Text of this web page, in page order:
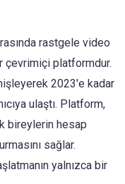
rastgele video
çevrimiçi platformdur.
2023'e kadar
ulaştı. Platform,
bireylerin hesap
sağlar.
yalnızca bir